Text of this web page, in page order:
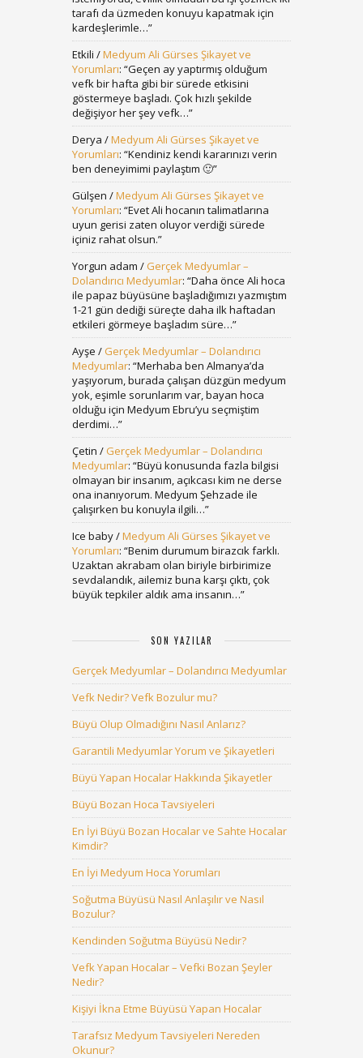
tarafı da üzmeden konuyu kapatmak için
kardeşlerimle…”
Etkili /Medyum Ali Gürses Şikayet ve
Yorumları: “Geçen ay yaptırmış olduğum
vefk bir hafta gibi bir sürede etkisini
göstermeye başladı. Çok hızlı şekilde
değişiyor her şey vefk…”
Derya /Medyum Ali Gürses Şikayet ve
Yorumları: “Kendiniz kendi kararınızı verin
ben deneyimimi paylaştım 🙂”
Gülşen /Medyum Ali Gürses Şikayet ve
Yorumları: “Evet Ali hocanın talimatlarına
uyun gerisi zaten oluyor verdiği sürede
içiniz rahat olsun.”
Yorgun adam / Gerçek Medyumlar –
Dolandırıcı Medyumlar: “Daha önce Ali hoca
ile papaz büyüsüne başladığımızı yazmıştım
1-21 gün dediği süreçte daha ilk haftadan
etkileri görmeye başladım süre…”
Ayşe / Gerçek Medyumlar – Dolandırıcı
Medyumlar: “Merhaba ben Almanya’da
yaşıyorum, burada çalışan düzgün medyum
yok, eşimle sorunlarım var, bayan hoca
olduğu için Medyum Ebru’yu seçmiştim
derdimi…”
Çetin / Gerçek Medyumlar – Dolandırıcı
Medyumlar: “Büyü konusunda fazla bilgisi
olmayan bir insanım, açıkcası kim ne derse
ona inanıyorum. Medyum Şehzade ile
çalışırken bu konuyla ilgili…”
Ice baby/Medyum Ali Gürses Şikayet ve
Yorumları: “Benim durumum birazcık farklı.
Uzaktan akrabam olan biriyle birbirimize
sevdalandık, ailemiz buna karşı çıktı, çok
büyük tepkiler aldık ama insanın…”
SON YAZILAR
Gerçek Medyumlar – Dolandırıcı Medyumlar
Vefk Nedir? Vefk Bozulur mu?
Büyü Olup Olmadığını Nasıl Anlarız?
Garantili Medyumlar Yorum ve Şikayetleri
Büyü Yapan Hocalar Hakkında Şikayetler
Büyü Bozan Hoca Tavsiyeleri
En İyi Büyü Bozan Hocalar ve Sahte Hocalar
Kimdir?
En İyi Medyum Hoca Yorumları
Soğutma Büyüsü Nasıl Anlaşılır ve Nasıl
Bozulur?
Kendinden Soğutma Büyüsü Nedir?
Vefk Yapan Hocalar – Vefki Bozan Şeyler
Nedir?
Kişiyi İkna Etme Büyüsü Yapan Hocalar
Tarafsız Medyum Tavsiyeleri Nereden
Okunur?